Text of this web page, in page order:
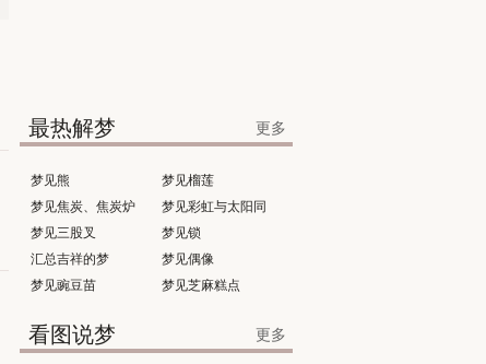
最热解梦 更多
梦见熊
梦见榴莲
梦见焦炭、焦炭炉
梦见彩虹与太阳同
时出现
梦见三股叉
梦见锁
汇总吉祥的梦
梦见偶像
梦见豌豆苗
梦见芝麻糕点
看图说梦 更多